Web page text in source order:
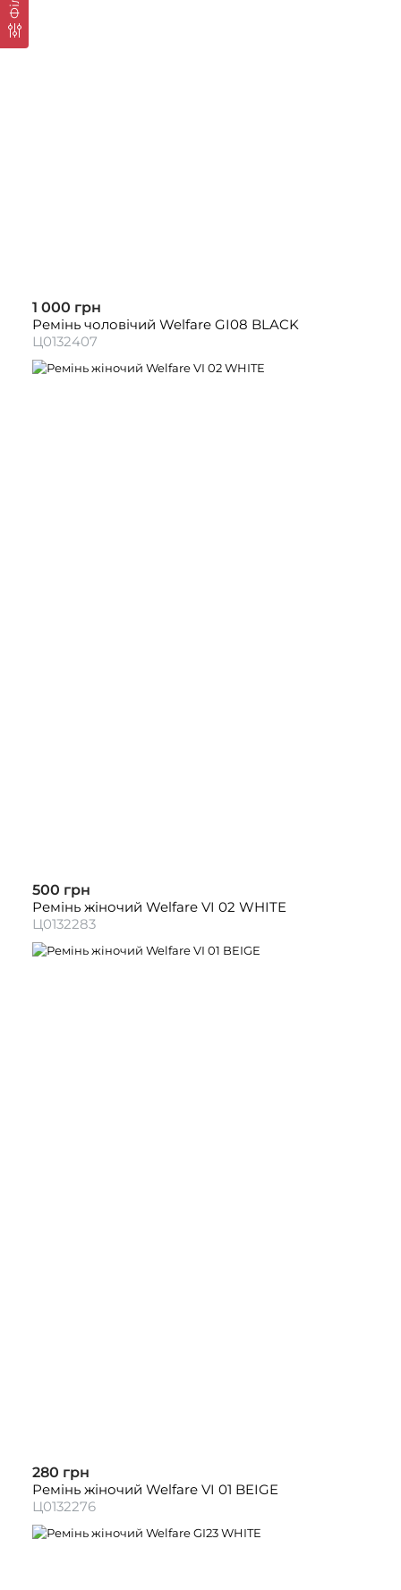
1 000 грн
Ремінь чоловічий Welfare GI08 BLACK
Ц0132407
500 грн
Ремінь жіночий Welfare VI 02 WHITE
Ц0132283
280 грн
Ремінь жіночий Welfare VI 01 BEIGE
Ц0132276